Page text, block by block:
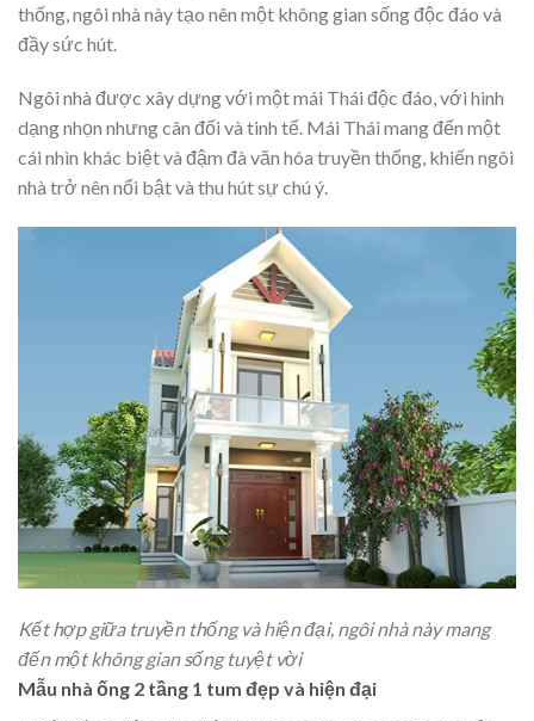
thống, ngôi nhà này tạo nên một không gian sống độc đáo và
đầy sức hút.
Ngôi nhà được xây dựng với một mái Thái độc đáo, với hình
dạng nhọn nhưng cân đối và tinh tế. Mái Thái mang đến một
cái nhìn khác biệt và đậm đà văn hóa truyền thống, khiến ngôi
nhà trở nên nổi bật và thu hút sự chú ý.
Kết hợp giữa truyền thống và hiện đại, ngôi nhà này mang
đến một không gian sống tuyệt vời
Mẫu nhà ống 2 tầng 1 tum đẹp và hiện đại